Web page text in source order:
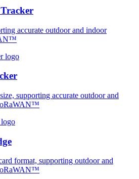
accurate outdoor and indoor
supporting accurate outdoor and
format, supporting outdoor and